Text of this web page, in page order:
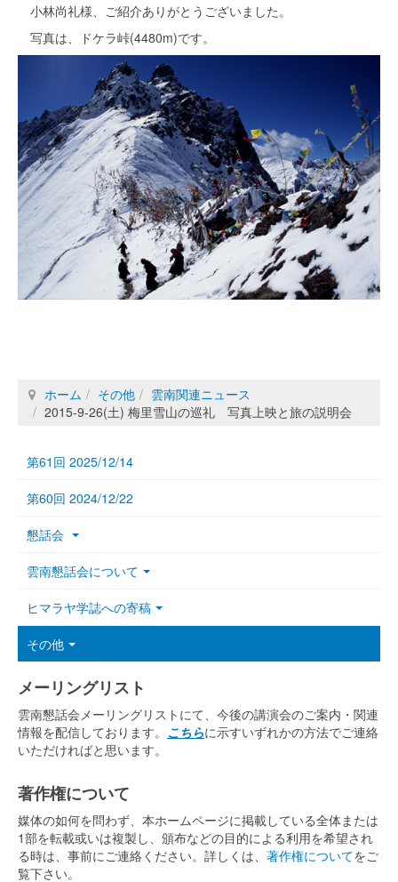
小林尚礼様、ご紹介ありがとうございました。
写真は、ドケラ峠(4480m)です。
ホーム その他
雲南関連ニュース
2015-9-26(土) 梅里雪山の巡礼 写真上映と旅の説明会
第61回 2025/12/14
第60回 2024/12/22
懇話会
雲南懇話会について
ヒマラヤ学誌への寄稿
その他
メーリングリスト
雲南懇話会メーリングリストにて、今後の講演会のご案内・関連
情報を配信しております。 こちらに示すいずれかの方法でご連絡
いただければと思います。
著作権について
媒体の如何を問わず、本ホームページに掲載している全体または
1部を転載或いは複製し、頒布などの目的による利用を希望され
る時は、事前にご連絡ください。詳しくは、 著作権についてをご
覧下さい。